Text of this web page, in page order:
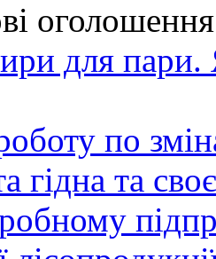
оголошення
для
по
гідна та